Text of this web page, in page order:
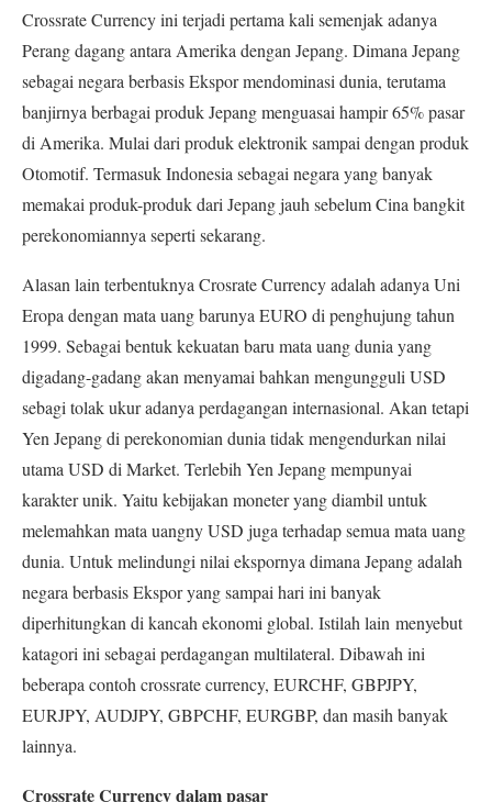
Crossrate Currency ini terjadi pertama kali semenjak adanya
Perang dagang antara Amerika dengan Jepang. Dimana Jepang
sebagai negara berbasis Ekspor mendominasi dunia, terutama
banjirnya berbagai produk Jepang menguasai hampir 65% pasar
di Amerika. Mulai dari produk elektronik sampai dengan produk
Otomotif. Termasuk Indonesia sebagai negara yang banyak
memakai produk-produk dari Jepang jauh sebelum Cina bangkit
perekonomiannya seperti sekarang.
Alasan lain terbentuknya Crosrate Currency adalah adanya Uni
Eropa dengan mata uang barunya EURO di penghujung tahun
1999. Sebagai bentuk kekuatan baru mata uang dunia yang
digadang-gadang akan menyamai bahkan mengungguli USD
sebagi tolak ukur adanya perdagangan internasional. Akan tetapi
Yen Jepang di perekonomian dunia tidak mengendurkan nilai
utama USD di Market. Terlebih Yen Jepang mempunyai
karakter unik. Yaitu kebijakan moneter yang diambil untuk
melemahkan mata uangny USD juga terhadap semua mata uang
dunia. Untuk melindungi nilai ekspornya dimana Jepang adalah
negara berbasis Ekspor yang sampai hari ini banyak
diperhitungkan di kancah ekonomi global. Istilah lain menyebut
katagori ini sebagai perdagangan multilateral. Dibawah ini
beberapa contoh crossrate currency, EURCHF, GBPJPY,
EURJPY, AUDJPY, GBPCHF, EURGBP, dan masih banyak
lainnya.
Crossrate Currency dalam pasar